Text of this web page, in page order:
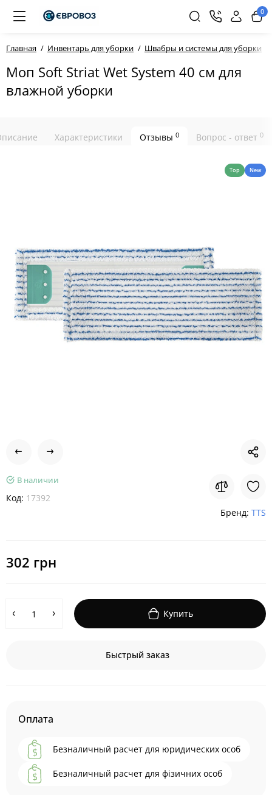
0
Главная Инвентарь для уборки Швабры и системы для уборки
Моп Soft Striat Wet System 40 см для
влажной уборки
Характеристики Отзывы 0 Вопрос - ответ 0
Top New
В наличии
Код: 17392
Бренд: TTS
302 грн
Купить
Быстрый заказ
Оплата
Безналичный расчет для юридических особ
Безналичный расчет для фізичних особ